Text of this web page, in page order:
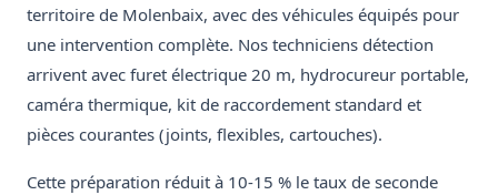
territoire de Molenbaix, avec des véhicules équipés pour
une intervention complète. Nos techniciens détection
arrivent avec furet électrique 20 m, hydrocureur portable,
caméra thermique, kit de raccordement standard et
pièces courantes (joints, flexibles, cartouches).
Cette préparation réduit à 10-15 % le taux de seconde